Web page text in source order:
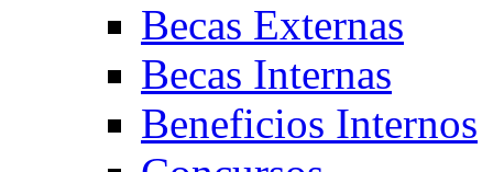
Becas Externas
Becas Internas
Beneficios Internos